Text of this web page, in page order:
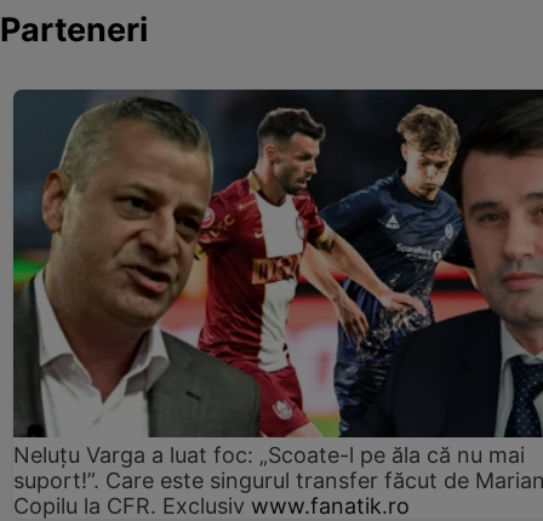
Parteneri
Neluțu Varga a luat foc: „Scoate-l pe ăla că nu mai
suport!”. Care este singurul transfer făcut de
Copilu la CFR. Exclusiv www.fanatik.ro